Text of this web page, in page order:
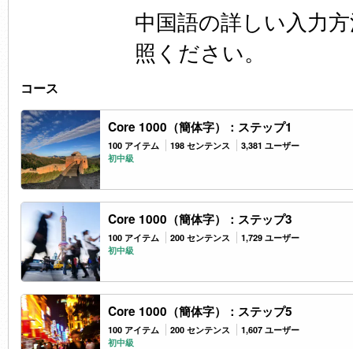
中国語の詳しい入力
照ください。
コース
Core 1000（簡体字）：ステップ1
100 アイテム 198 センテンス
3,381 ユーザー
初中級
Core 1000（簡体字）：ステップ3
100 アイテム 200 センテンス
1,729 ユーザー
初中級
Core 1000（簡体字）：ステップ5
100 アイテム 200 センテンス
1,607 ユーザー
初中級